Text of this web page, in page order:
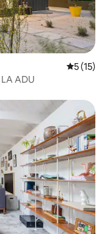
5 ರಲ್ಲಿ 5
5 (15)
ADU